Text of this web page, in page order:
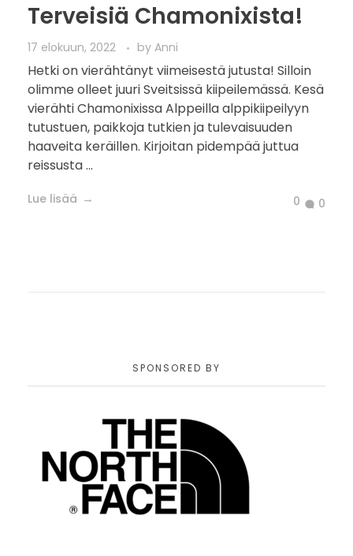
Terveisiä Chamonixista!
17 elokuun, 2022 by Anni
Hetki on vierähtänyt viimeisestä jutusta! Silloin
olimme olleet juuri Sveitsissä kiipeilemässä. Kesä
vierähti Chamonixissa Alppeilla alppikiipeilyyn
tutustuen, paikkoja tutkien ja tulevaisuuden
haaveita keräillen. Kirjoitan pidempää juttua
reissusta ...
Lue lisää 0 0
SPONSORED BY